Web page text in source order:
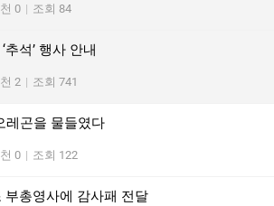
0 | 조회 84
석’ 행사 안내
2 | 조회 741
레곤을 물들였다
0 | 조회 122
부총영사에 감사패 전달